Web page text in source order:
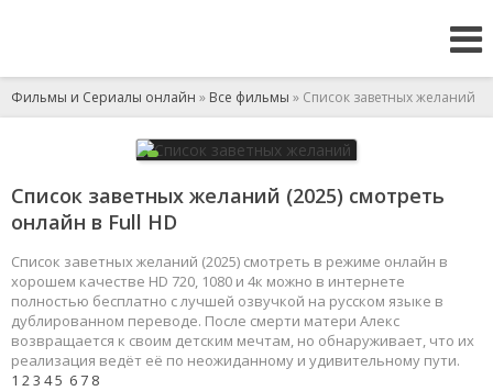
Фильмы и Сериалы онлайн » Все фильмы » Список заветных желаний
Список заветных желаний (2025) смотреть
онлайн в Full HD
Список заветных желаний (2025) смотреть в режиме онлайн в
хорошем качестве HD 720, 1080 и 4к можно в интернете
полностью бесплатно с лучшей озвучкой на русском языке в
дублированном переводе. После смерти матери Алекс
возвращается к своим детским мечтам, но обнаруживает, что их
реализация ведёт её по неожиданному и удивительному пути.
1 23 45 67 8